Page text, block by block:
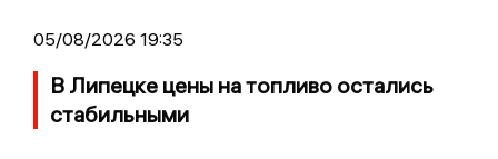
05/08/2026 19:35
В Липецке цены на топливо остались
стабильными